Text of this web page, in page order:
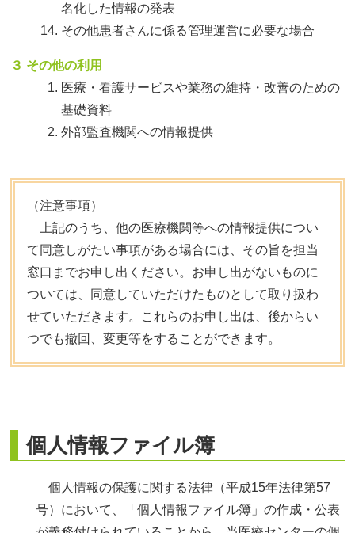
名化した情報の発表
その他患者さんに係る管理運営に必要な場合
３ その他の利用
医療・看護サービスや業務の維持・改善のための
基礎資料
外部監査機関への情報提供
（注意事項）
上記のうち、他の医療機関等への情報提供につい
て同意しがたい事項がある場合には、その旨を担当
窓口までお申し出ください。お申し出がないものに
ついては、同意していただけたものとして取り扱わ
せていただきます。これらのお申し出は、後からい
つでも撤回、変更等をすることができます。
個人情報ファイル簿
個人情報の保護に関する法律（平成15年法律第57
号）において、「個人情報ファイル簿」の作成・公表